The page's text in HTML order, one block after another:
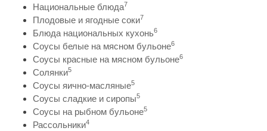
Национальные блюда7
Плодовые и ягодные соки7
Блюда национальных кухонь6
Соусы белые на мясном бульоне6
Соусы красные на мясном бульоне6
Солянки5
Соусы яично-масляные5
Соусы сладкие и сиропы5
Соусы на рыбном бульоне5
Рассольники4